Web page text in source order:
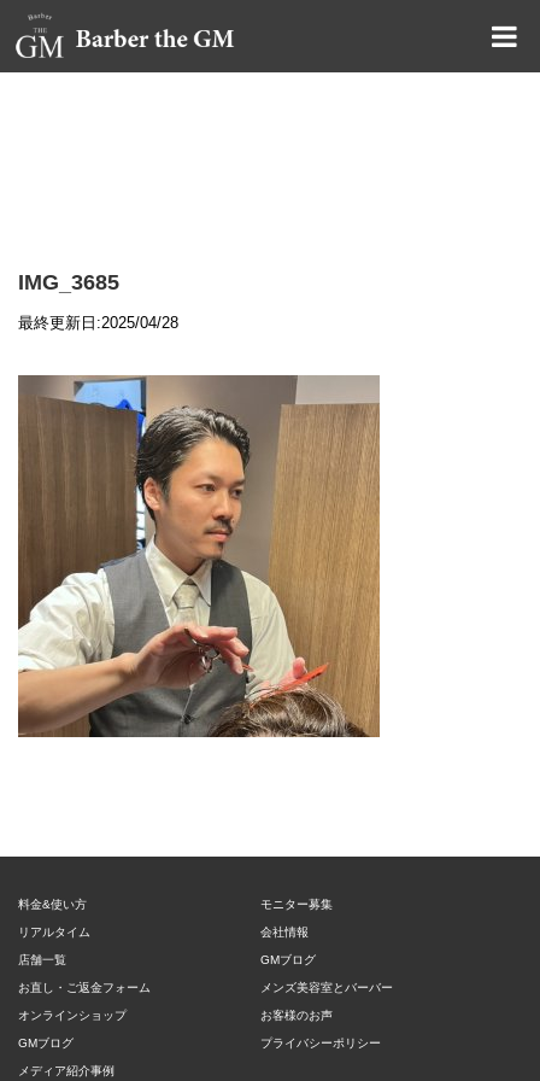
IMG_3685
最終更新日:2025/04/28
料金&使い方
リアルタイム
店舗一覧
お直し・ご返金フォーム
オンラインショップ
GMブログ
メディア紹介事例
モニター募集
会社情報
GMブログ
メンズ美容室とバーバー
お客様のお声
プライバシーポリシー